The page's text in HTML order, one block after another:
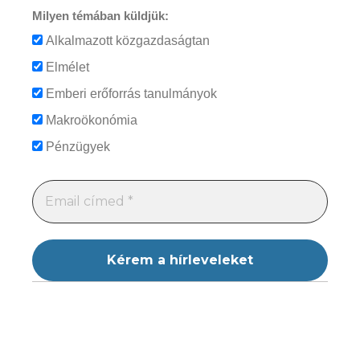
Milyen témában küldjük:
Alkalmazott közgazdaságtan
Elmélet
Emberi erőforrás tanulmányok
Makroökonómia
Pénzügyek